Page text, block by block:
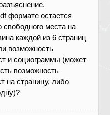
формате остается
свободного места на
каждой из 6 страниц
возможность
и социограммы (может
возможность
на страницу, либо